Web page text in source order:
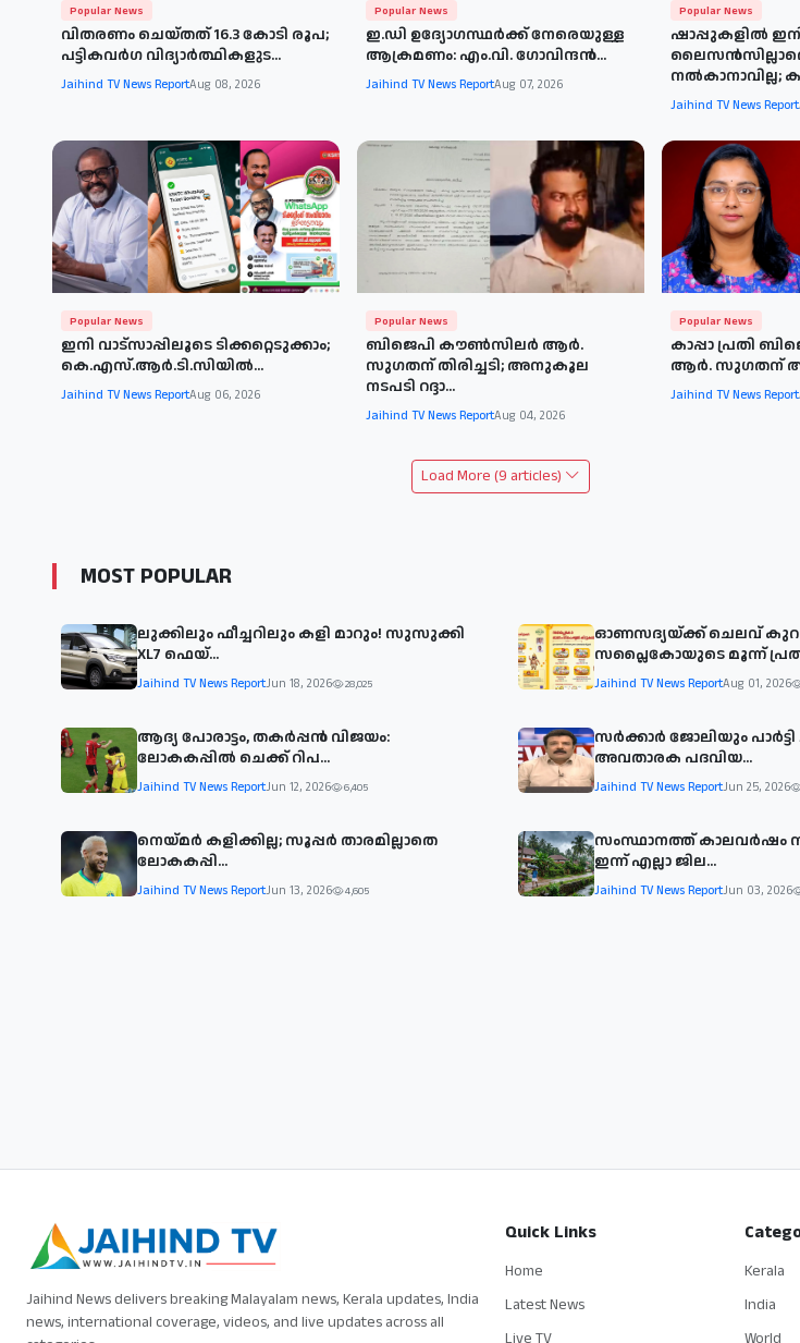
Popular News
വിതരണം ചെയ്തത് 16.3 കോടി രൂപ;
പട്ടികവർഗ വിദ്യാർത്ഥികളുട...
Jaihind TV News ReportAug 08, 2026
Popular News
ഇ.ഡി ഉദ്യോഗസ്ഥർക്ക് നേരെയുള്ള
ആക്രമണം: എം.വി. ഗോവിന്ദൻ...
Jaihind TV News ReportAug 07, 2026
Popular News
ഷാപ്പുകളിൽ
നൽകാനാവില്ല;
Jaihind TV News Report
Popular News
ഇനി വാട്സാപ്പിലൂടെ ടിക്കറ്റെടുക്കാം;
കെ.എസ്.ആർ.ടി.സിയിൽ...
Jaihind TV News ReportAug 06, 2026
Popular News
ബിജെപി കൗൺസിലർ ആർ.
സുഗതന് തിരിച്ചടി; അനുകൂല
നടപടി റദ്ദാ...
Jaihind TV News ReportAug 04, 2026
Popular News
കാപ്പാ പ്രതി
ആർ. സുഗതന്
Jaihind TV News Report
Load More (9 articles)
MOST POPULAR
ലുക്കിലും ഫീച്ചറിലും കളി മാറും! സുസുക്കി
XL7 ഫെയ്‌...
Jaihind TV News ReportJun 18, 2026 28,025
ഓണസദ്യയ്ക്ക് ചെലവ്
സപ്ലൈകോയുടെ മൂന്ന്
Jaihind TV News ReportAug 01, 2026
ആദ്യ പോരാട്ടം, തകർപ്പൻ വിജയം:
ലോകകപ്പിൽ ചെക്ക് റിപ...
Jaihind TV News ReportJun 12, 2026 6,405
സര്‍ക്കാര്‍ ജോലിയും
അവതാരക പദവിയ...
Jaihind TV News ReportJun 25, 2026
നെയ്മര്‍ കളിക്കില്ല; സൂപ്പര്‍ താരമില്ലാതെ
ലോകകപ്പി...
Jaihind TV News ReportJun 13, 2026 4,605
സംസ്ഥാനത്ത് കാലവര്‍ഷം
ഇന്ന് എല്ലാ ജില...
Jaihind TV News ReportJun 03, 2026
Jaihind News delivers breaking Malayalam news, Kerala updates, India
news, international coverage, videos, and live updates across all
Quick Links
Home
Latest News
Live TV
Kerala
India
World